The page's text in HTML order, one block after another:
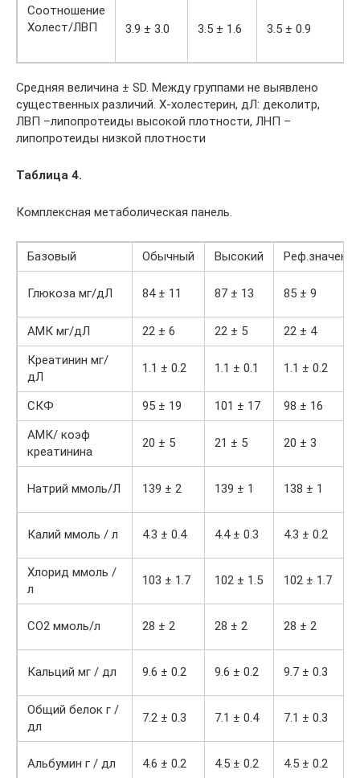
Соотношение
Холест/ЛВП
3.9 ± 3.0 3.5 ± 1.6 3.5 ± 0.9
Средняя величина ± SD. Между группами не выявлено
существенных различий. Х-холестерин, дЛ: деколитр,
ЛВП –липопротеиды высокой плотности, ЛНП –
липопротеиды низкой плотности
Таблица 4.
Комплексная метаболическая панель.
Базовый Обычный Высокий Реф.значения
Глюкоза мг/дЛ 84 ± 11 87 ± 13 85 ± 9
АМК мг/дЛ 22 ± 6 22 ± 5
22 ± 4
Креатинин мг/
дЛ
1.1 ± 0.2 1.1 ± 0.1 1.1 ± 0.2
СКФ 95 ± 19 101 ± 17
98 ± 16
АМК/ коэф
креатинина
20 ± 5 21 ± 5 20 ± 3
Натрий ммоль/Л 139 ± 2 139 ± 1 138 ± 1
Калий ммоль / л 4.3 ± 0.4 4.4 ± 0.3 4.3 ± 0.2
Хлорид ммоль /
л
103 ± 1.7 102 ± 1.5 102 ± 1.7
CO2 ммоль/л 28 ± 2 28 ± 2 28 ± 2
Кальций мг / дл 9.6 ± 0.2 9.6 ± 0.2 9.7 ± 0.3
Общий белок г /
дл
7.2 ± 0.3 7.1 ± 0.4 7.1 ± 0.3
Альбумин г / дл 4.6 ± 0.2 4.5 ± 0.2 4.5 ± 0.2